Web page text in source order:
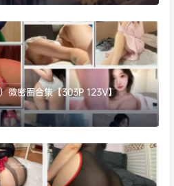
微密圈合集【303P 123V】